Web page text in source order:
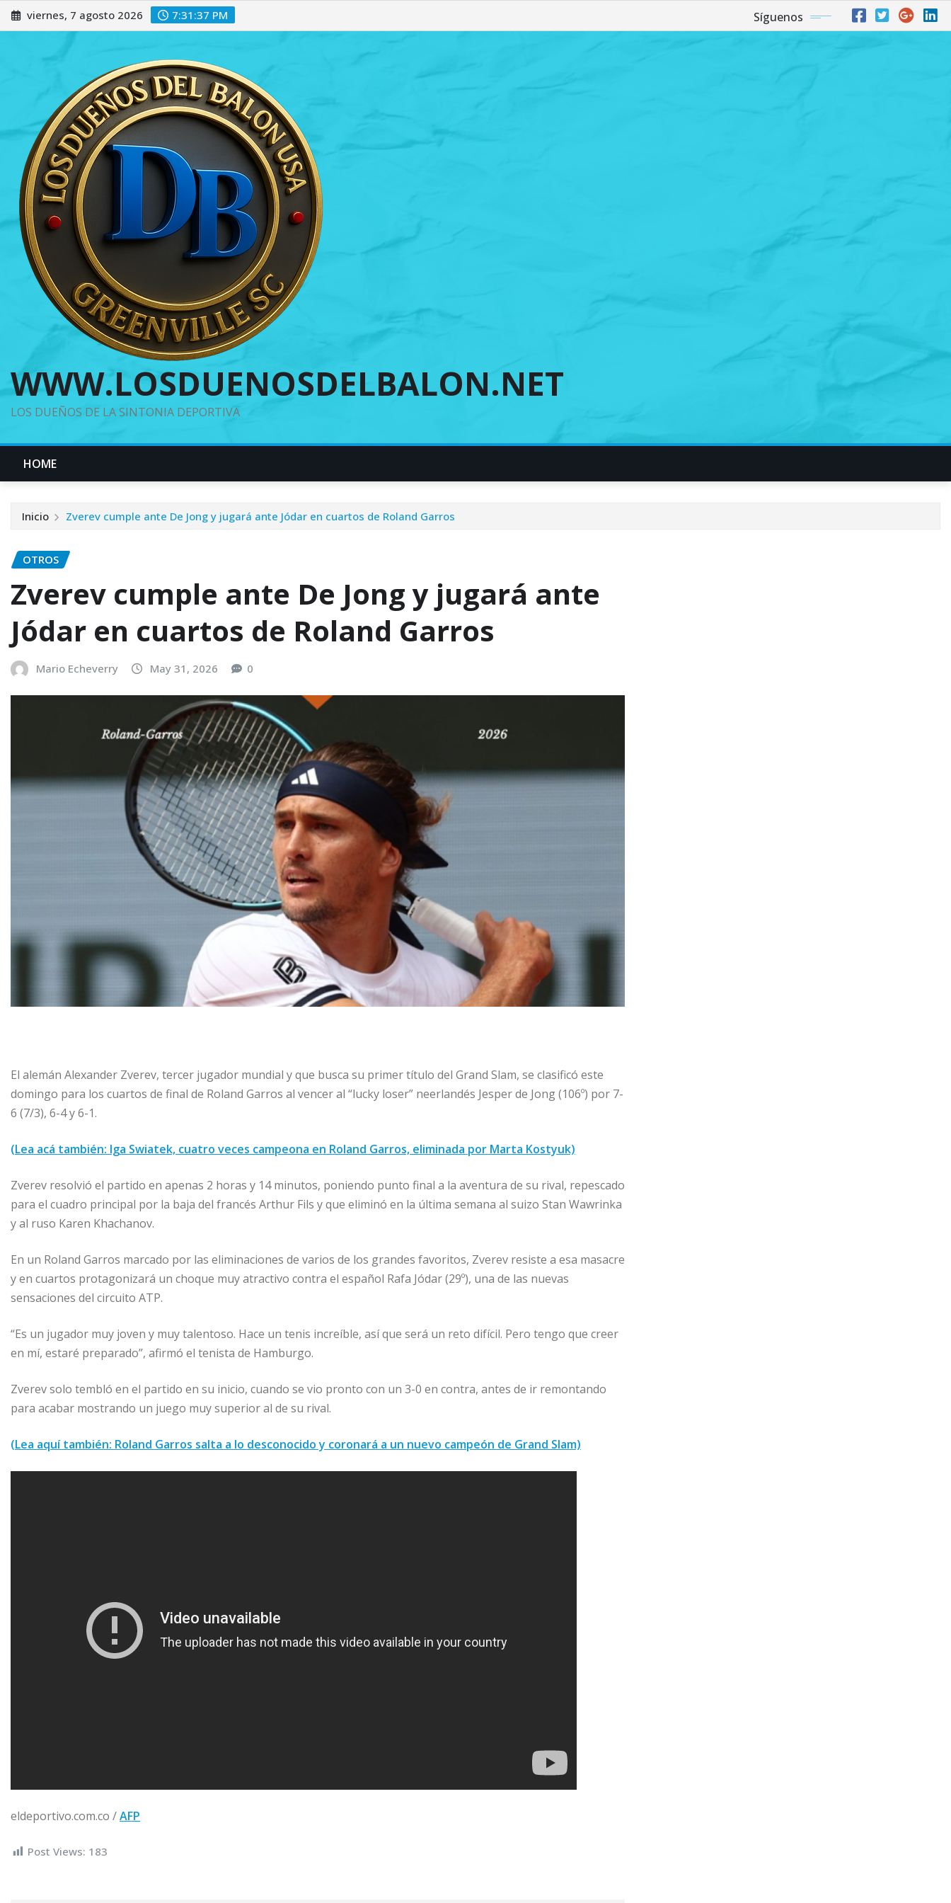
Saltar
al
viernes, 7 agosto 2026 7:31:39 PM Síguenos
WWW.LOSDUENOSDELBALON.NET
LOS DUEÑOS DE LA SINTONIA DEPORTIVA
HOME
Inicio Zverev cumple ante De Jong y jugará ante Jódar en cuartos de Roland Garros
OTROS
Zverev cumple ante De Jong y jugará ante
Jódar en cuartos de Roland Garros
Mario Echeverry May 31, 2026 0
El alemán Alexander Zverev, tercer jugador mundial y que busca su primer título del Grand Slam, se clasificó este
domingo para los cuartos de final de Roland Garros al vencer al “lucky loser” neerlandés Jesper de Jong (106º) por 7-
6 (7/3), 6-4 y 6-1.
(Lea acá también: Iga Swiatek, cuatro veces campeona en Roland Garros, eliminada por Marta Kostyuk)
Zverev resolvió el partido en apenas 2 horas y 14 minutos, poniendo punto final a la aventura de su rival, repescado
para el cuadro principal por la baja del francés Arthur Fils y que eliminó en la última semana al suizo Stan Wawrinka
y al ruso Karen Khachanov.
En un Roland Garros marcado por las eliminaciones de varios de los grandes favoritos, Zverev resiste a esa masacre
y en cuartos protagonizará un choque muy atractivo contra el español Rafa Jódar (29º), una de las nuevas
sensaciones del circuito ATP.
“Es un jugador muy joven y muy talentoso. Hace un tenis increíble, así que será un reto difícil. Pero tengo que creer
en mí, estaré preparado”, afirmó el tenista de Hamburgo.
Zverev solo tembló en el partido en su inicio, cuando se vio pronto con un 3-0 en contra, antes de ir remontando
para acabar mostrando un juego muy superior al de su rival.
(Lea aquí también: Roland Garros salta a lo desconocido y coronará a un nuevo campeón de Grand Slam)
eldeportivo.com.co /AFP
Post Views: 183